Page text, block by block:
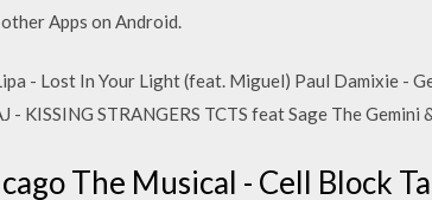
Apps on Android.
- Lost In Your Light (feat. Miguel) Paul Damixie -
- KISSING STRANGERS TCTS feat Sage The Gemini
The Musical - Cell Block